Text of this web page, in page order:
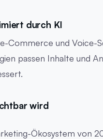
durch KI
Commerce und Voice-
passen Inhalte und
wird
Ökosystem von